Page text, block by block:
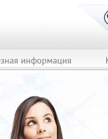
информация